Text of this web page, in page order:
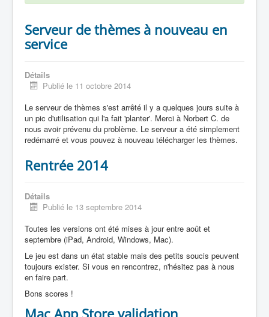
Serveur de thèmes à nouveau en
service
Détails
Publié le 11 octobre 2014
Le serveur de thèmes s'est arrêté il y a quelques jours suite à
un pic d'utilisation qui l'a fait 'planter'. Merci à Norbert C. de
nous avoir prévenu du problème. Le serveur a été simplement
redémarré et vous pouvez à nouveau télécharger les thèmes.
Rentrée 2014
Détails
Publié le 13 septembre 2014
Toutes les versions ont été mises à jour entre août et
septembre (iPad, Android, Windows, Mac).
Le jeu est dans un état stable mais des petits soucis peuvent
toujours exister. Si vous en rencontrez, n'hésitez pas à nous
en faire part.
Bons scores !
Mac App Store validation